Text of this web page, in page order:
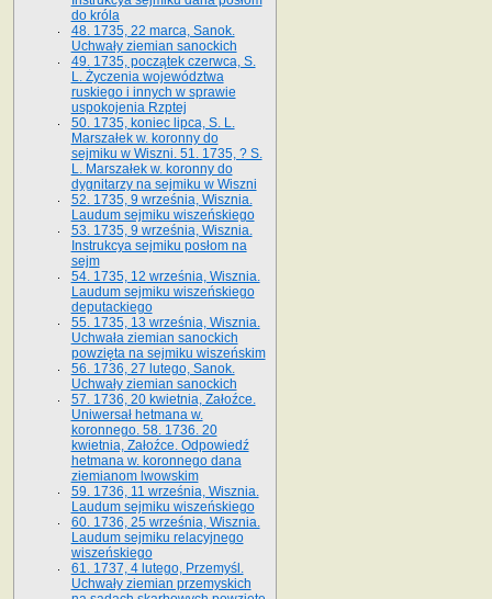
do króla
48. 1735, 22 marca, Sanok.
Uchwały ziemian sanockich
49. 1735, początek czerwca, S.
L. Życzenia województwa
ruskiego i innych w sprawie
uspokojenia Rzptej
50. 1735, koniec lipca, S. L.
Marszałek w. koronny do
sejmiku w Wiszni. 51. 1735, ? S.
L. Marszałek w. koronny do
dygnitarzy na sejmiku w Wiszni
52. 1735, 9 września, Wisznia.
Laudum sejmiku wiszeńskiego
53. 1735, 9 września, Wisznia.
Instrukcya sejmiku posłom na
sejm
54. 1735, 12 września, Wisznia.
Laudum sejmiku wiszeńskiego
deputackiego
55. 1735, 13 września, Wisznia.
Uchwała ziemian sanockich
powzięta na sejmiku wiszeńskim
56. 1736, 27 lutego, Sanok.
Uchwały ziemian sanockich
57. 1736, 20 kwietnia, Załoźce.
Uniwersał hetmana w.
koronnego. 58. 1736. 20
kwietnia, Załoźce. Odpowiedź
hetmana w. koronnego dana
ziemianom lwowskim
59. 1736, 11 września, Wisznia.
Laudum sejmiku wiszeńskiego
60. 1736, 25 września, Wisznia.
Laudum sejmiku relacyjnego
wiszeńskiego
61. 1737, 4 lutego, Przemyśl.
Uchwały ziemian przemyskich